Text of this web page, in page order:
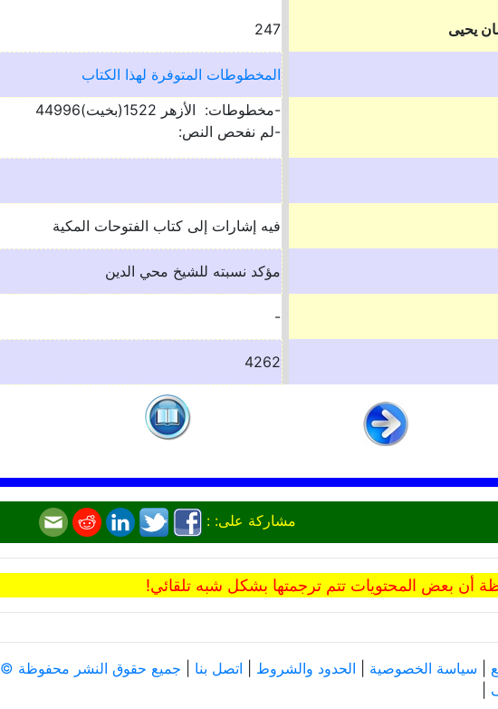
يحيى 247
المخطوطات المتوفرة لهذا الكتاب
-مخطوطات: الأزهر 1522(بخيت)44996
-لم نفحص النص:
فيه إشارات إلى كتاب الفتوحات المكية
مؤكد نسبته للشيخ محي الدين
-
4262
مشاركة على: :
أن بعض المحتويات تتم ترجمتها بشكل شبه تلقائي!
سياسة الخصوصية الحدود والشروط اتصل بنا جميع حقوق النشر محفوظة © 1999-2024